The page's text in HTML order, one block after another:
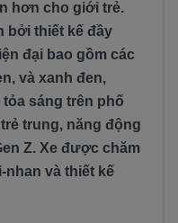
hơn cho giới trẻ.
bởi thiết kế đầy
đại bao gồm các
và xanh đen,
sáng trên phố
trung, năng động
Z. Xe được chăm
nhan và thiết kế